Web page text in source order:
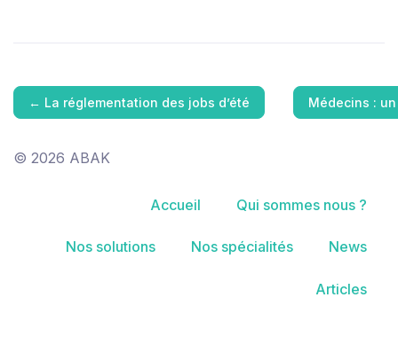
← La réglementation des jobs d’été Médecins :
© 2026 ABAK
Accueil Qui sommes nous ?
Nos solutions Nos spécialités News
Articles